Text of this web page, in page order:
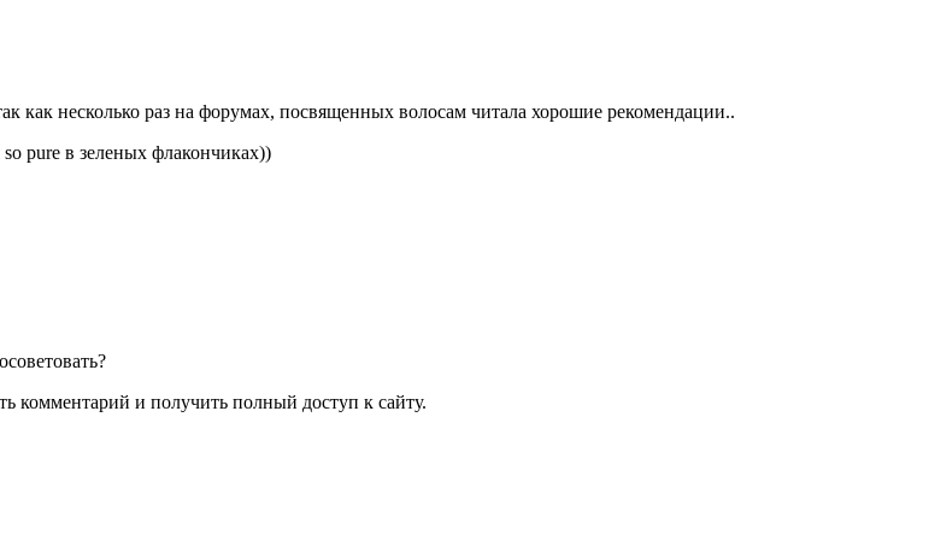
как несколько раз на форумах, посвященных волосам читала хорошие рекомендации..
pure в зеленых флакончиках))
комментарий и получить полный доступ к сайту.